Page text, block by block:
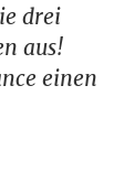
drei
aus!
einen